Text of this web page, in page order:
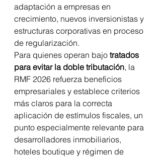
adaptación a empresas en
crecimiento, nuevos inversionistas y
estructuras corporativas en proceso
de regularización.
Para quienes operan bajo tratados
para evitar la doble tributación, la
RMF 2026 refuerza beneficios
empresariales y establece criterios
más claros para la correcta
aplicación de estímulos fiscales, un
punto especialmente relevante para
desarrolladores inmobiliarios,
hoteles boutique y régimen de